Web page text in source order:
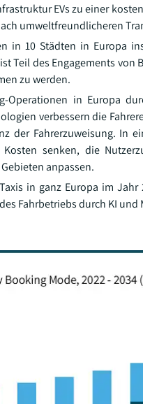
EVs zu einer
umweltfreundlicheren
in 10 Städten in Europa
Teil des Engagements
zu werden.
Operationen in Europa
verbessern die
der Fahrerzuweisung. In
senken, die
anpassen.
in ganz Europa im
Fahrbetriebs durch KI und